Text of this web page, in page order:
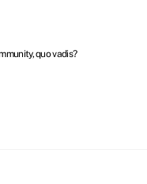
quo vadis?